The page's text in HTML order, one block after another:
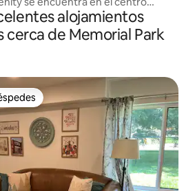
alojamientos
cerca de Memorial Park
entre huéspedes